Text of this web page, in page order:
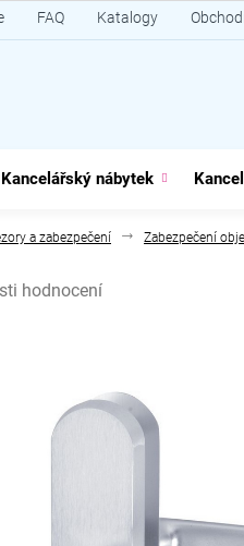
FAQ Katalogy
Kancelářský nábytek
a zabezpečení Zabezpečení
hodnocení